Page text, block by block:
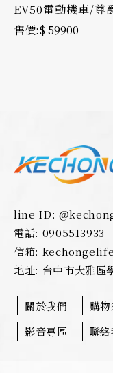
EV50電動機車/尊
$ 59900
line ID:
電話: 0905513933
信箱:
地址: 台中市大雅區
關於我們 購
影音專區
聯